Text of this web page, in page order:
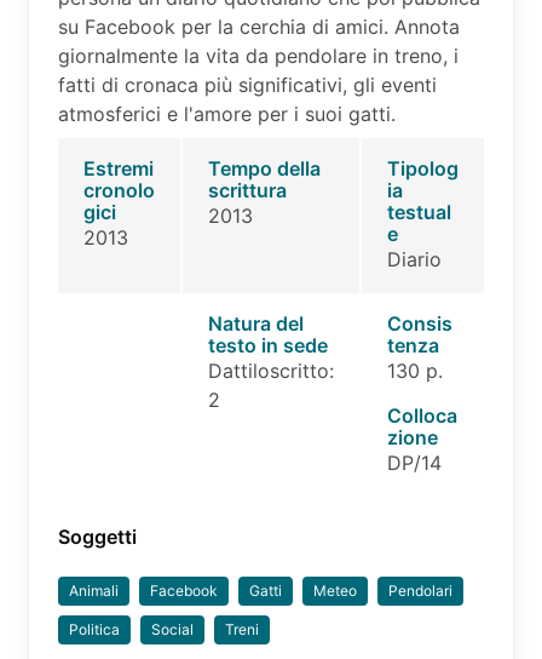
su Facebook per la cerchia di amici. Annota
giornalmente la vita da pendolare in treno, i
fatti di cronaca più significativi, gli eventi
atmosferici e l'amore per i suoi gatti.
Estremi
cronolo
gici
2013
Tempo della
scrittura
2013
Tipolog
ia
testual
e
Diario
Natura del
testo in sede
Dattiloscritto:
2
Consis
tenza
130 p.
Colloca
zione
DP/14
Soggetti
Animali Facebook Gatti Meteo Pendolari
Politica Social Treni